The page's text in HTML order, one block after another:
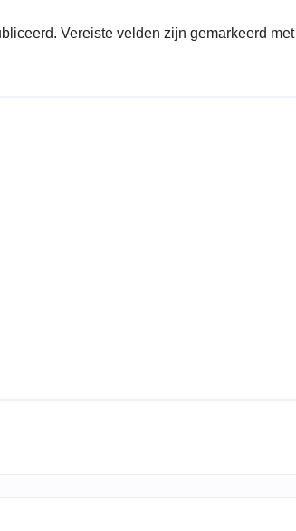
Vereiste velden zijn gemarkeerd met